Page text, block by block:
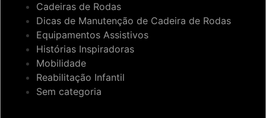
Cadeiras de Rodas
Dicas de Manutenção de Cadeira de Rodas
Equipamentos Assistivos
Histórias Inspiradoras
Mobilidade
Reabilitação Infantil
Sem categoria